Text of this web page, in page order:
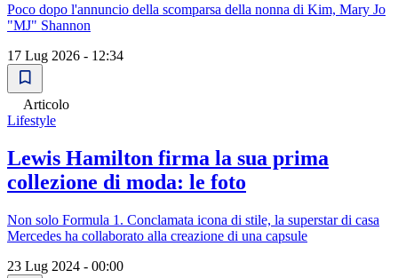
Poco dopo l'annuncio della scomparsa della nonna di Kim, Mary Jo
"MJ" Shannon
17 Lug 2026 - 12:34
Articolo
Lifestyle
Lewis Hamilton firma la sua prima
collezione di moda: le foto
Non solo Formula 1. Conclamata icona di stile, la superstar di casa
Mercedes ha collaborato alla creazione di una capsule
23 Lug 2024 - 00:00